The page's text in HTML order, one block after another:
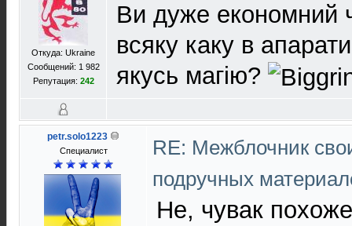
Откуда: Ukraine
Сообщений: 1 982
Репутация: 242
Ви дуже економний
всяку каку в
якусь магію?
petr.solo1223
Специалист
RE: Межблочник
подручных
Не, чувак